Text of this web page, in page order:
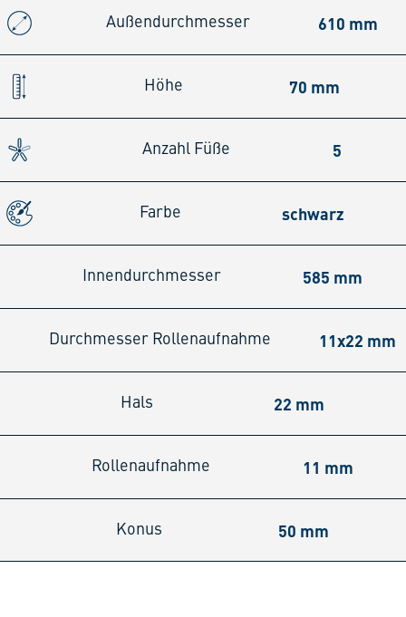
Außendurchmesser 610 mm
Höhe 70 mm
Anzahl Füße 5
Farbe schwarz
Innendurchmesser 585 mm
Durchmesser Rollenaufnahme 11x22 mm
Hals 22 mm
Rollenaufnahme 11 mm
Konus 50 mm